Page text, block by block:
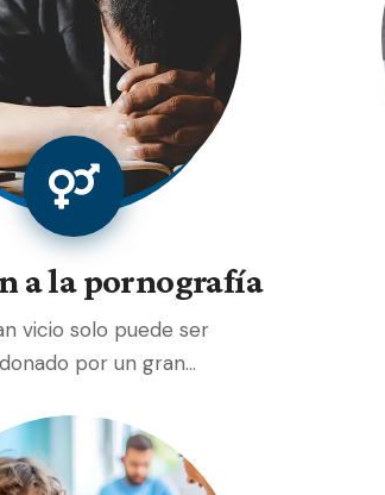
a la pornografía
vicio solo puede ser
por un gran…